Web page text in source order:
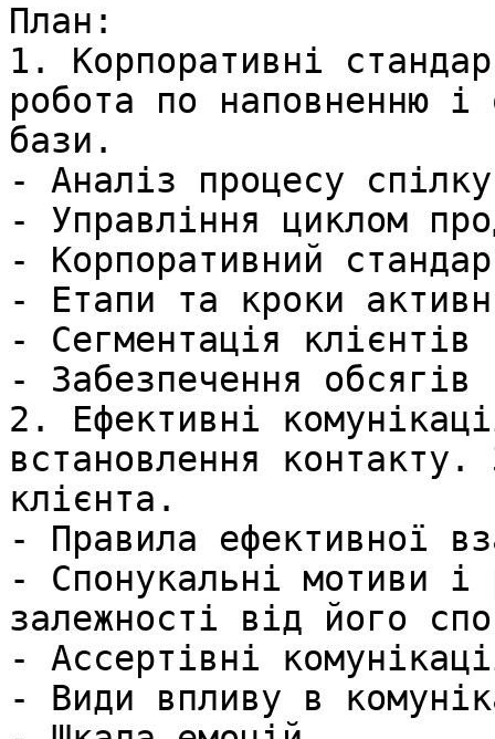
План:
1. Корпоративні
робота по наповненню і
бази.
- Аналіз процесу
- Управління циклом
- Корпоративний
- Етапи та кроки
- Сегментація
- Забезпечення
2. Ефективні
встановлення
клієнта.
- Правила
- Спонукальні мотиви і
залежності від його
- Ассертівні
- Види впливу в